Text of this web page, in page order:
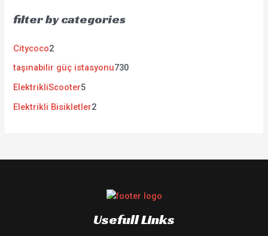
filter by categories
Citycoco2
taşınabilir güç istasyonu730
ElektrikliScooter5
Elektrikli Bisikletler2
Usefull Links